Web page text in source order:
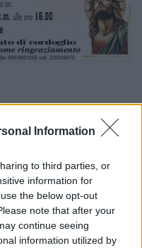
Information
to third parties, or
information for
the below opt-out
note that after your
continue seeing
information utilized by